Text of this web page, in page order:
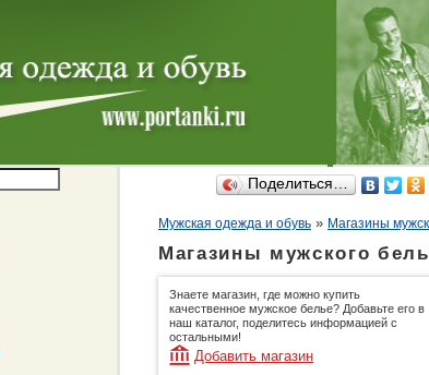
Поделиться…
Мужская одежда и обувь » Магазины
Магазины мужского
Знаете магазин, где можно купить
качественное мужское белье? Добавьте его в
наш каталог, поделитесь информацией с
остальными!
Добавить магазин